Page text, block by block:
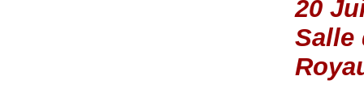
20
Salle